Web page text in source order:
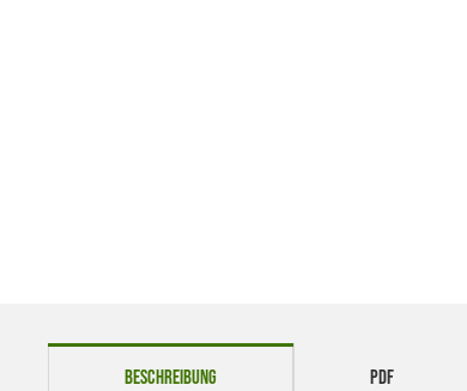
weitere Registerkarten anzeigen
BESCHREIBUNG PDF